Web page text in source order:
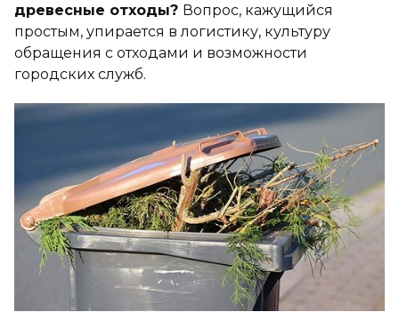
древесные отходы? Вопрос, кажущийся
простым, упирается в логистику, культуру
обращения с отходами и возможности
городских служб.